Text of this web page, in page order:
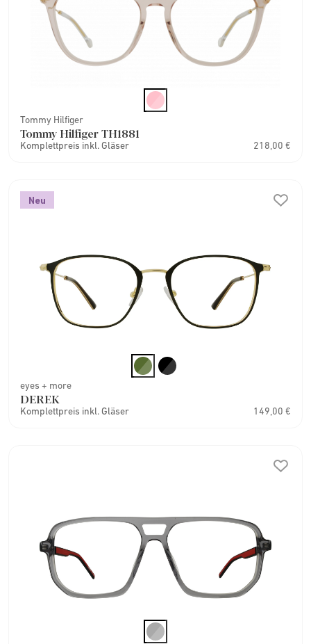
Tommy Hilfiger
Tommy Hilfiger TH1881
Komplettpreis inkl. Gläser 218,00 €
Neu
eyes + more
DEREK
Komplettpreis inkl. Gläser 149,00 €